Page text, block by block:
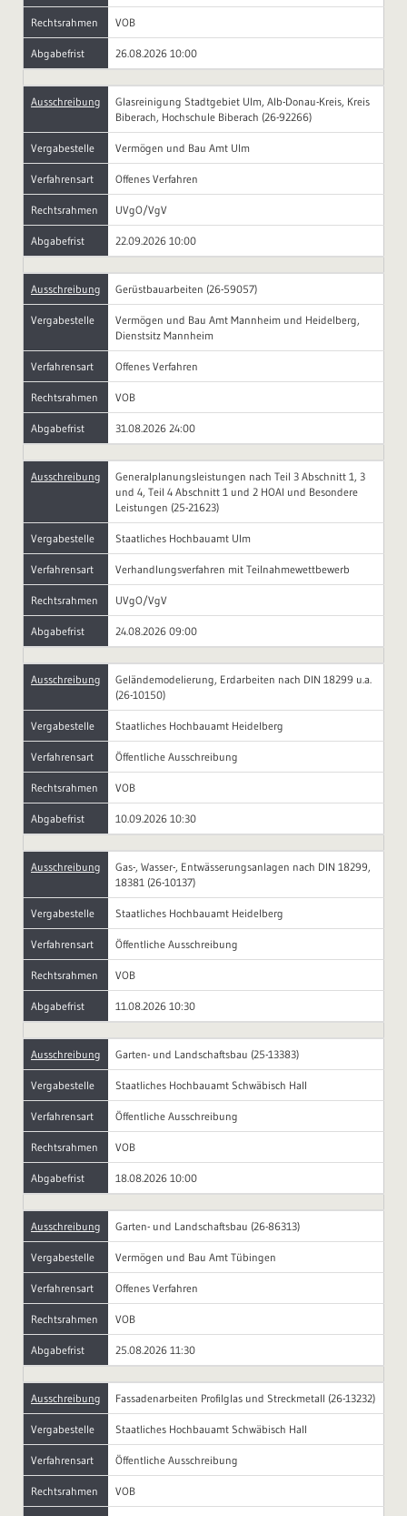
Rechtsrahmen VOB
Abgabefrist 26.08.2026 10:00
Ausschreibung
Glasreinigung Stadtgebiet Ulm, Alb-Donau-Kreis, Kreis
Biberach, Hochschule Biberach (26-92266)
Vergabestelle Vermögen und Bau Amt Ulm
Verfahrensart Offenes Verfahren
Rechtsrahmen UVgO/VgV
Abgabefrist 22.09.2026 10:00
Ausschreibung Gerüstbauarbeiten (26-59057)
Vergabestelle
Vermögen und Bau Amt Mannheim und Heidelberg,
Dienstsitz Mannheim
Verfahrensart Offenes Verfahren
Rechtsrahmen VOB
Abgabefrist 31.08.2026 24:00
Ausschreibung
Generalplanungsleistungen nach Teil 3 Abschnitt 1, 3
und 4, Teil 4 Abschnitt 1 und 2 HOAI und Besondere
Leistungen (25-21623)
Vergabestelle Staatliches Hochbauamt Ulm
Verfahrensart Verhandlungsverfahren mit Teilnahmewettbewerb
Rechtsrahmen UVgO/VgV
Abgabefrist 24.08.2026 09:00
Ausschreibung
Geländemodelierung, Erdarbeiten nach DIN 18299 u.a.
(26-10150)
Vergabestelle Staatliches Hochbauamt Heidelberg
Verfahrensart Öffentliche Ausschreibung
Rechtsrahmen VOB
Abgabefrist 10.09.2026 10:30
Ausschreibung
Gas-, Wasser-, Entwässerungsanlagen nach DIN 18299,
18381 (26-10137)
Vergabestelle Staatliches Hochbauamt Heidelberg
Verfahrensart Öffentliche Ausschreibung
Rechtsrahmen VOB
Abgabefrist 11.08.2026 10:30
Ausschreibung Garten- und Landschaftsbau (25-13383)
Vergabestelle Staatliches Hochbauamt Schwäbisch Hall
Verfahrensart Öffentliche Ausschreibung
Rechtsrahmen VOB
Abgabefrist 18.08.2026 10:00
Ausschreibung Garten- und Landschaftsbau (26-86313)
Vergabestelle Vermögen und Bau Amt Tübingen
Verfahrensart Offenes Verfahren
Rechtsrahmen VOB
Abgabefrist 25.08.2026 11:30
Ausschreibung Fassadenarbeiten Profilglas und Streckmetall (26-13232)
Vergabestelle Staatliches Hochbauamt Schwäbisch Hall
Verfahrensart Öffentliche Ausschreibung
Rechtsrahmen VOB